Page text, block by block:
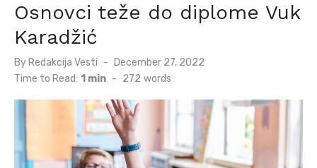
Osnovci teže do diplome Vuk
Karadžić
By Redakcija Vesti
Posted
on
December 27, 2022
Time to Read: 1 min - 272 words